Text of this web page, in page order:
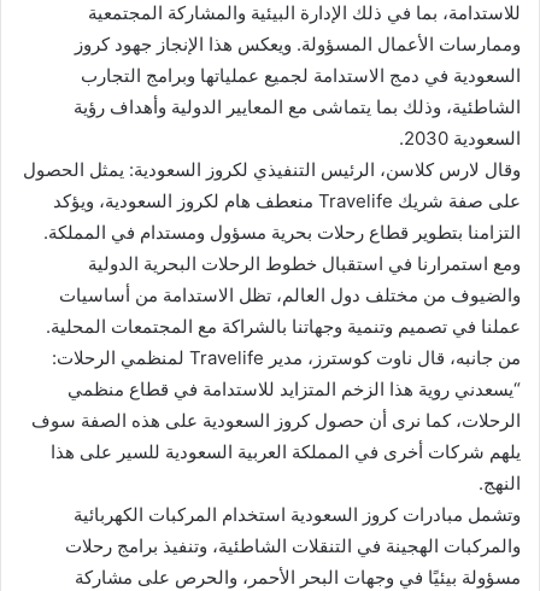
للاستدامة، بما في ذلك الإدارة البيئية والمشاركة المجتمعية
وممارسات الأعمال المسؤولة. ويعكس هذا الإنجاز جهود كروز
السعودية في دمج الاستدامة لجميع عملياتها وبرامج التجارب
الشاطئية، وذلك بما يتماشى مع المعايير الدولية وأهداف رؤية
السعودية 2030.
وقال لارس كلاسن، الرئيس التنفيذي لكروز السعودية: يمثل الحصول
على صفة شريك Travelife منعطف هام لكروز السعودية، ويؤكد
التزامنا بتطوير قطاع رحلات بحرية مسؤول ومستدام في المملكة.
ومع استمرارنا في استقبال خطوط الرحلات البحرية الدولية
والضيوف من مختلف دول العالم، تظل الاستدامة من أساسيات
عملنا في تصميم وتنمية وجهاتنا بالشراكة مع المجتمعات المحلية.
من جانبه، قال ناوت كوسترز، مدير Travelife لمنظمي الرحلات:
“يسعدني روية هذا الزخم المتزايد للاستدامة في قطاع منظمي
الرحلات، كما نرى أن حصول كروز السعودية على هذه الصفة سوف
يلهم شركات أخرى في المملكة العربية السعودية للسير على هذا
النهج.
وتشمل مبادرات كروز السعودية استخدام المركبات الكهربائية
والمركبات الهجينة في التنقلات الشاطئية، وتنفيذ برامج رحلات
مسؤولة بيئيًا في وجهات البحر الأحمر، والحرص على مشاركة